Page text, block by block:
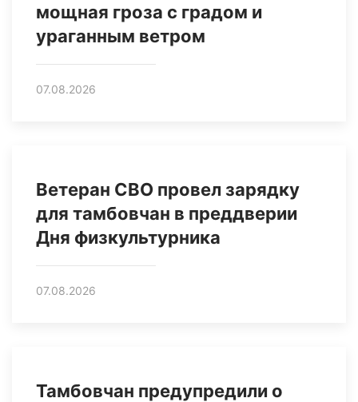
мощная гроза с градом и
ураганным ветром
07.08.2026
Ветеран СВО провел зарядку
для тамбовчан в преддверии
Дня физкультурника
07.08.2026
Тамбовчан предупредили о